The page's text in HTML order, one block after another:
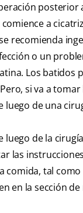
a
recomienda
o un
Los
si va a
luego de una
luego de la
las
comida, tal
en la sección